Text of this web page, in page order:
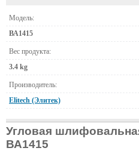
Модель:
ВА1415
Вес продукта:
3.4 kg
Производитель:
Elitech (Элитек)
Угловая
ВА1415